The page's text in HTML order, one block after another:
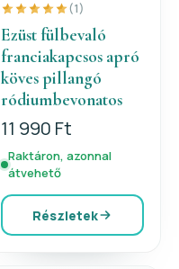
(1)
Ezüst fülbevaló
franciakapcsos apró
köves pillangó
ródiumbevonatos
11 990 Ft
Raktáron, azonnal
átvehető
Részletek